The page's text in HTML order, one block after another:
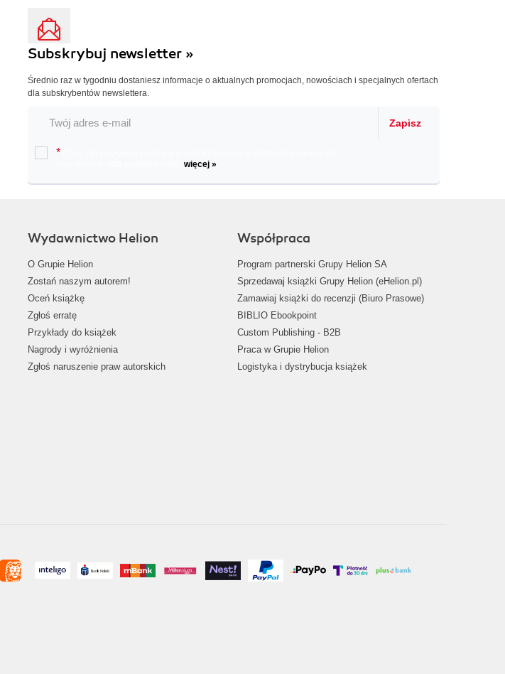
Subskrybuj newsletter »
Średnio raz w tygodniu dostaniesz informacje o aktualnych promocjach, nowościach i specjalnych ofertach
dla subskrybentów newslettera.
Zapisz
*
więcej »
Wydawnictwo Helion
O Grupie Helion
Zostań naszym autorem!
Oceń książkę
Zgłoś erratę
Przykłady do książek
Nagrody i wyróżnienia
Zgłoś naruszenie praw autorskich
Współpraca
Program partnerski Grupy Helion SA
Sprzedawaj książki Grupy Helion (eHelion.pl)
Zamawiaj książki do recenzji (Biuro Prasowe)
BIBLIO Ebookpoint
Custom Publishing - B2B
Praca w Grupie Helion
Logistyka i dystrybucja książek